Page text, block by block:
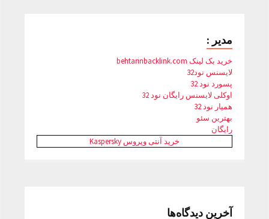
مدیر :
خرید بک لینک behtarinbacklink.com
لایسنس نود32
پسورد نود 32
اوکلی لایسنس رایگان نود 32
همیار نود 32
بهترین سئو
رایگان
خرید آنتی ویروس Kaspersky
آخرین دیدگاه‌ها